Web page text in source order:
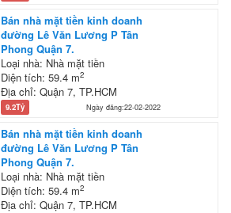
Bán nhà mặt tiền kinh doanh
đường Lê Văn Lương P Tân
Phong Quận 7.
Loại nhà: Nhà mặt tiền
Diện tích: 59.4 m2
Địa chỉ: Quận 7, TP.HCM
9.2Tỷ Ngày đăng:22-02-2022
Bán nhà mặt tiền kinh doanh
đường Lê Văn Lương P Tân
Phong Quận 7.
Loại nhà: Nhà mặt tiền
Diện tích: 59.4 m2
Địa chỉ: Quận 7, TP.HCM